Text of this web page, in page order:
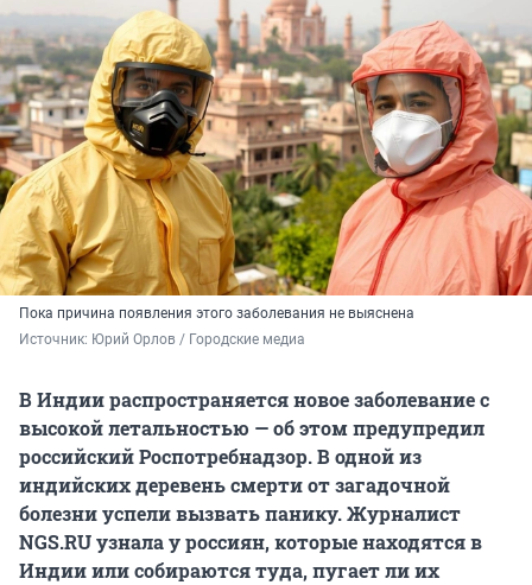
Пока причина появления этого заболевания не выяснена
Источник: Юрий Орлов / Городские медиа
В Индии распространяется новое заболевание с
высокой летальностью — об этом предупредил
российский Роспотребнадзор. В одной из
индийских деревень смерти от загадочной
болезни успели вызвать панику. Журналист
NGS.RU узнала у россиян, которые находятся в
Индии или собираются туда, пугает ли их